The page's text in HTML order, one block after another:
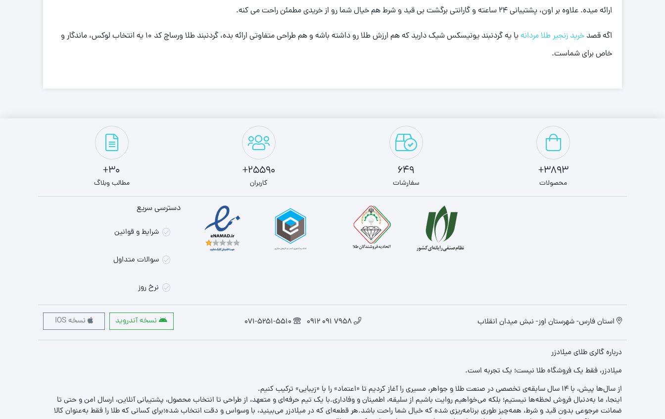
ارائه میده. علاوه بر اون، پشتیبانی 24 ساعته و گارانتی برگشت بی قید و شرط هم خیال شما رو از خریدی مطمئن راحت می کنه.
اگه قصد خرید زنجیر طلا مردانه
یا یه گردنبند یونیسکس شیک دارید که هم ارزش طلا رو داشته باشه و هم طراحی متفاوتی ارائه بده، گردنبند طلا ورساچ کد 10 یه انتخاب لوکس، ماندگار و
خاص برای شماست.
3893+
محصولات
649
سفارشات
25590+
کاربران
30+
مطالب وبلاگ
دسترسی سریع
شرایط و قوانین
سوالات متداول
نرخ روز
استان فارس- شهرستان اوز- نبش میدان انقلاب 7958 091 0912
071-5251-5510 نسخه آندروید نسخه IOS
درباره گالری طلای میلادزر
میلادزر، فقط یک فروشگاه طلا نیست؛ یک تجربه‌ است.
از سال‌ها پیش، با ۱۴ سال سابقه‌ی تخصصی در صنعت طلا و جواهر، مسیری را آغاز کردیم تا «اعتماد» را با «زیبایی» ترکیب کنیم.
اینجا، ما به‌دنبال فروش لحظه‌ها نیستیم؛ بلکه می‌خواهیم روایت باشیم از سلیقه، اطمینان و وفاداری.با یک تیم حرفه‌ای و متعهد، از طراحی تا انتخاب محصول، پشتیبانی آنلاین، ارسال امن و حتی تا
ضمانت مرجوعی بدون قید و شرط، همه‌چیز طوری برنامه‌ریزی شده که خیال شما راحت باشد.هر قطعه‌ای که در میلادزر می‌بینید، با وسواس و دقت انتخاب شده؛برای کسانی که طلا را فقط به‌عنوان کالا